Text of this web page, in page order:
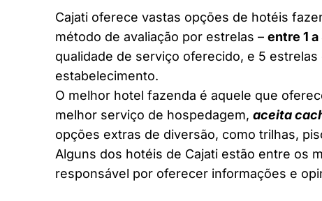
Cajati oferece vastas opções de hotéis
método de avaliação por estrelas – entre 1
qualidade de serviço oferecido, e 5
estabelecimento.
O melhor hotel fazenda é aquele que
melhor serviço de hospedagem, aceita
opções extras de diversão, como trilhas,
Alguns dos hotéis de Cajati estão entre os
responsável por oferecer informações e